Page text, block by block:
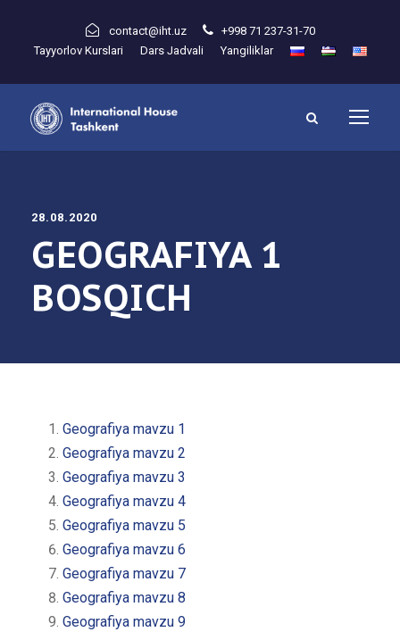
contact@iht.uz
+998 71 237-31-70
Tayyorlov Kurslari
Dars Jadvali Yangiliklar
28.08.2020
GEOGRAFIYA 1
BOSQICH
Geografiya mavzu 1
Geografiya mavzu 2
Geografiya mavzu 3
Geografiya mavzu 4
Geografiya mavzu 5
Geografiya mavzu 6
Geografiya mavzu 7
Geografiya mavzu 8
Geografiya mavzu 9